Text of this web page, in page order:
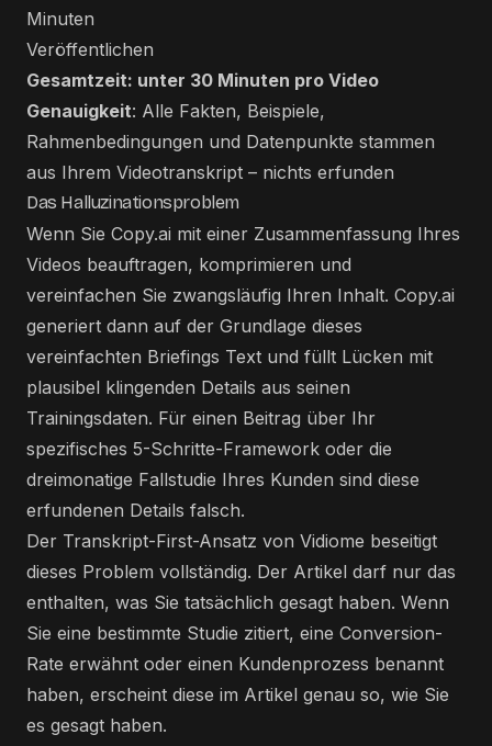
Minuten
Veröffentlichen
Gesamtzeit: unter 30 Minuten pro Video
Genauigkeit: Alle Fakten, Beispiele,
Rahmenbedingungen und Datenpunkte stammen
aus Ihrem Videotranskript – nichts erfunden
Das Halluzinationsproblem
Wenn Sie Copy.ai mit einer Zusammenfassung Ihres
Videos beauftragen, komprimieren und
vereinfachen Sie zwangsläufig Ihren Inhalt. Copy.ai
generiert dann auf der Grundlage dieses
vereinfachten Briefings Text und füllt Lücken mit
plausibel klingenden Details aus seinen
Trainingsdaten. Für einen Beitrag über Ihr
spezifisches 5-Schritte-Framework oder die
dreimonatige Fallstudie Ihres Kunden sind diese
erfundenen Details falsch.
Der Transkript-First-Ansatz von Vidiome beseitigt
dieses Problem vollständig. Der Artikel darf nur das
enthalten, was Sie tatsächlich gesagt haben. Wenn
Sie eine bestimmte Studie zitiert, eine Conversion-
Rate erwähnt oder einen Kundenprozess benannt
haben, erscheint diese im Artikel genau so, wie Sie
es gesagt haben.